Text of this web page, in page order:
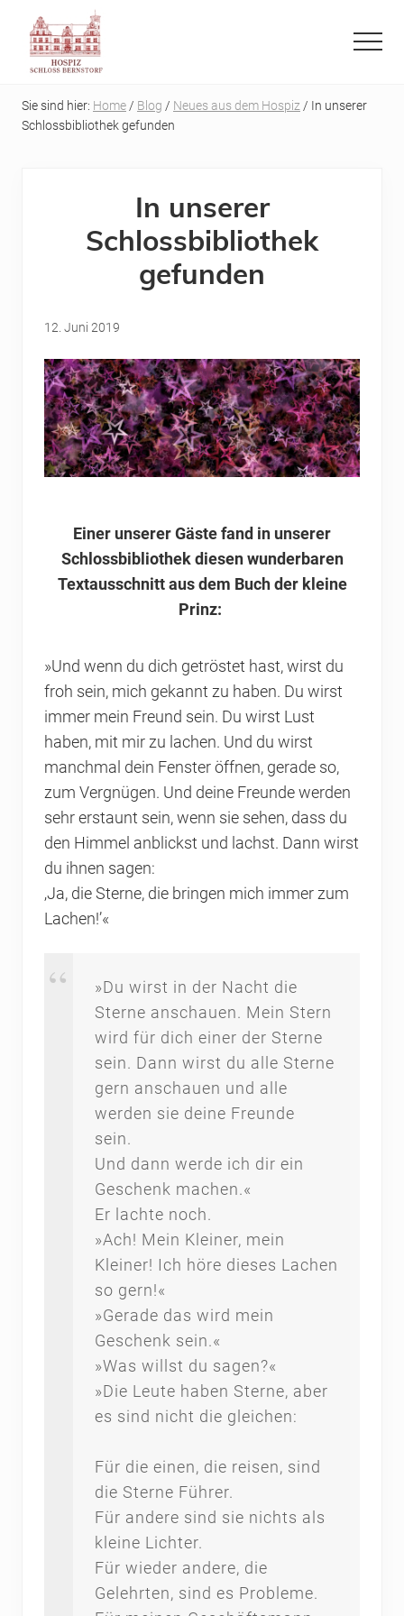
Menu
main
primary
auf
der
Menu
Sie sind hier: Home / Blog / Neues aus dem Hospiz / In unserer
Schlossbibliothek gefunden
In unserer
Schlossbibliothek
gefunden
12. Juni 2019
Einer unserer Gäste fand in unserer
Schlossbibliothek diesen wunderbaren
Textausschnitt aus dem Buch der kleine
Prinz:
»Und wenn du dich getröstet hast, wirst du
froh sein, mich gekannt zu haben. Du wirst
immer mein Freund sein. Du wirst Lust
haben, mit mir zu lachen. Und du wirst
manchmal dein Fenster öffnen, gerade so,
zum Vergnügen. Und deine Freunde werden
sehr erstaunt sein, wenn sie sehen, dass du
den Himmel anblickst und lachst. Dann wirst
du ihnen sagen:
‚Ja, die Sterne, die bringen mich immer zum
Lachen!’«
»Du wirst in der Nacht die
Sterne anschauen. Mein Stern
wird für dich einer der Sterne
sein. Dann wirst du alle Sterne
gern anschauen und alle
werden sie deine Freunde
sein.
Und dann werde ich dir ein
Geschenk machen.«
Er lachte noch.
»Ach! Mein Kleiner, mein
Kleiner! Ich höre dieses Lachen
so gern!«
»Gerade das wird mein
Geschenk sein.«
»Was willst du sagen?«
»Die Leute haben Sterne, aber
es sind nicht die gleichen:
Für die einen, die reisen, sind
die Sterne Führer.
Für andere sind sie nichts als
kleine Lichter.
Für wieder andere, die
Gelehrten, sind es Probleme.